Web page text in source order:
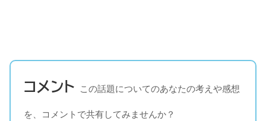
コメント この話題についてのあなたの考えや感想
を、コメントで共有してみませんか？